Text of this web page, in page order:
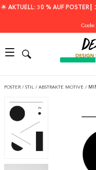
🌟 AKTUELL: 30 % AUF POSTER┃
POSTER / STIL / ABSTRAKTE MOTIVE /